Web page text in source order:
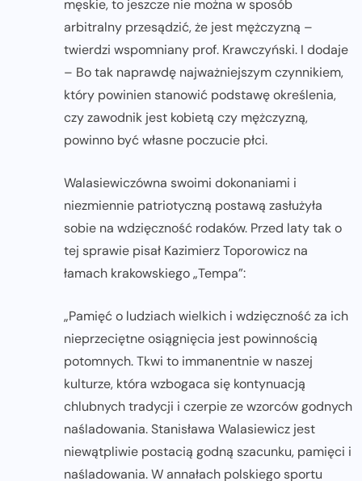
męskie, to jeszcze nie można w sposób
arbitralny przesądzić, że jest mężczyzną –
twierdzi wspomniany prof. Krawczyński. I dodaje
– Bo tak naprawdę najważniejszym czynnikiem,
który powinien stanowić podstawę określenia,
czy zawodnik jest kobietą czy mężczyzną,
powinno być własne poczucie płci.
Walasiewiczówna swoimi dokonaniami i
niezmiennie patriotyczną postawą zasłużyła
sobie na wdzięczność rodaków. Przed laty tak o
tej sprawie pisał Kazimierz Toporowicz na
łamach krakowskiego „Tempa”:
„Pamięć o ludziach wielkich i wdzięczność za ich
nieprzeciętne osiągnięcia jest powinnością
potomnych. Tkwi to immanentnie w naszej
kulturze, która wzbogaca się kontynuacją
chlubnych tradycji i czerpie ze wzorców godnych
naśladowania. Stanisława Walasiewicz jest
niewątpliwie postacią godną szacunku, pamięci i
naśladowania. W annałach polskiego sportu